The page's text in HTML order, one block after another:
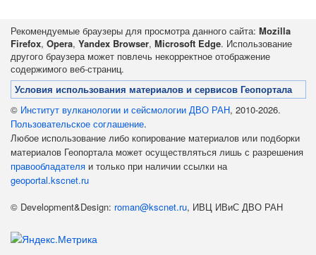
Рекомендуемые браузеры для просмотра данного сайта: Mozilla
Firefox, Opera, Yandex Browser, Microsoft Edge. Использование
другого браузера может повлечь некорректное отображение
содержимого веб-страниц.
Условия использования материалов и сервисов Геопортала
© Институт вулканологии и сейсмологии ДВО РАН, 2010-2026.
Пользовательское соглашение.
Любое использование либо копирование материалов или подборки
материалов Геопортала может осуществляться лишь с разрешения
правообладателя и только при наличии ссылки на
geoportal.kscnet.ru
© Development&Design: roman@kscnet.ru, ИВЦ ИВиС ДВО РАН